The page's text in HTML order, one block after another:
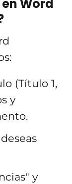
Word
(Título 1,
y
y